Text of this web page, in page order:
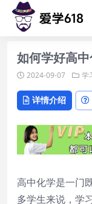
如何学好高
2024-09-07 学
详情介绍
高中化学是一门
多学生来说，学